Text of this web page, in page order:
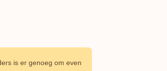
is er genoeg om even